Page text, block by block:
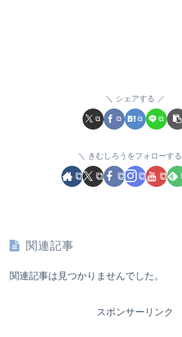
シェアする
きむしろうをフォローする
関連記事
関連記事は見つかりませんでした。
スポンサーリンク